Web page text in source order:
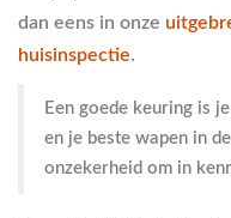
dan eens in onze
huisinspectie.
Een goede keuring is
en je beste wapen in
onzekerheid om in